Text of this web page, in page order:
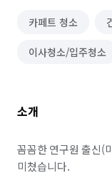
카페트 청소
이사청소/입주청소
소개
꼼꼼한 연구원 출신(
미쳤습니다.